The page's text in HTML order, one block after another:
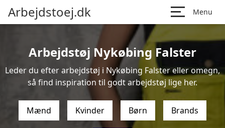
Arbejdstoej.dk Menu
Arbejdstøj Nykøbing Falster
Leder du efter arbejdstøj i Nykøbing Falster eller omegn,
så find inspiration til godt arbejdstøj lige her.
Mænd Kvinder Børn Brands